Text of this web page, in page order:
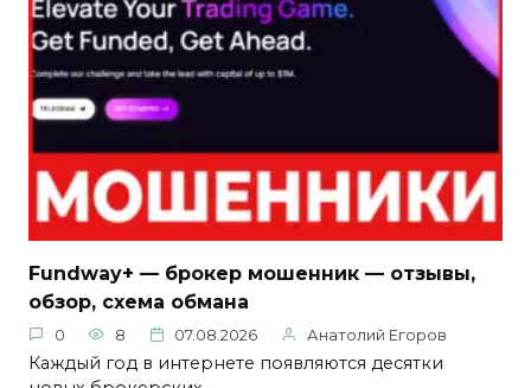
Fundway+ — брокер мошенник — отзывы,
обзор, схема обмана
0 8 07.08.2026 Анатолий Егоров
Каждый год в интернете появляются десятки